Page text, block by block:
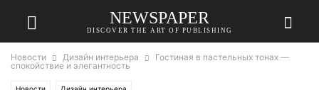
NEWSPAPER
DISCOVER THE ART OF PUBLISHING
Новости Дизайн интерьера
Гостиная в пастельных тонах —
спокойствие и элегантность